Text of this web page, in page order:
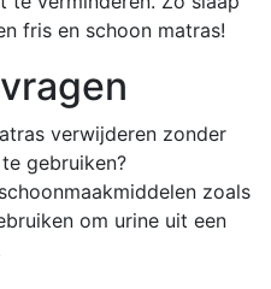
fris en schoon matras!
verwijderen zonder
gebruiken?
zoals
om urine uit een